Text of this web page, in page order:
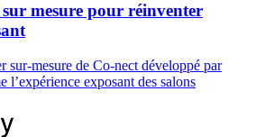
mesure pour réinventer
sur-mesure de Co-nect développé par
l’expérience exposant des salons